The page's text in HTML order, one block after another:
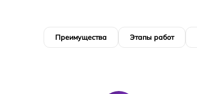
Преимущества Этапы работ